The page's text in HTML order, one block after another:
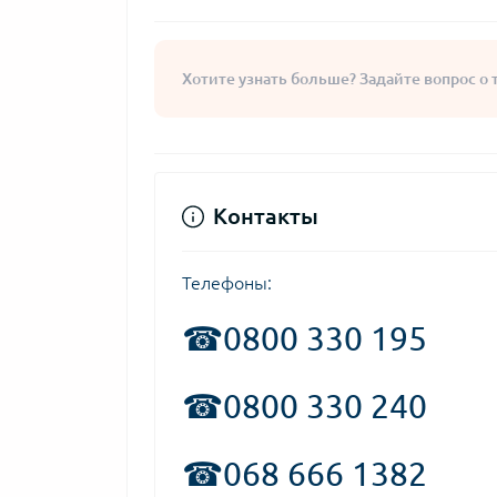
Хотите узнать больше? Задайте вопрос о
Контакты
Телефоны:
☎0800 330 195
☎0800 330 240
☎068 666 1382